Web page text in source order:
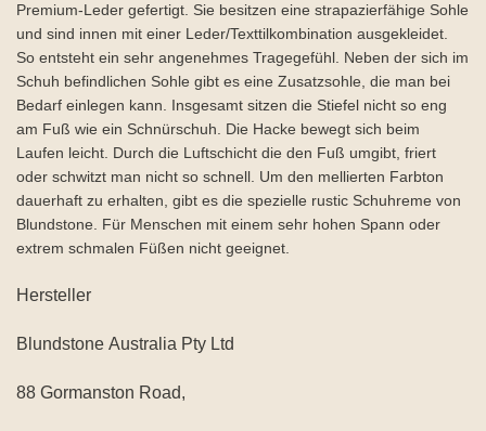
Premium-Leder gefertigt. Sie besitzen eine strapazierfähige Sohle
und sind innen mit einer Leder/Texttilkombination ausgekleidet.
So entsteht ein sehr angenehmes Tragegefühl. Neben der sich im
Schuh befindlichen Sohle gibt es eine Zusatzsohle, die man bei
Bedarf einlegen kann. Insgesamt sitzen die Stiefel nicht so eng
am Fuß wie ein Schnürschuh. Die Hacke bewegt sich beim
Laufen leicht. Durch die Luftschicht die den Fuß umgibt, friert
oder schwitzt man nicht so schnell. Um den mellierten Farbton
dauerhaft zu erhalten, gibt es die spezielle rustic Schuhreme von
Blundstone. Für Menschen mit einem sehr hohen Spann oder
extrem schmalen Füßen nicht geeignet.
Hersteller
Blundstone Australia Pty Ltd
88 Gormanston Road,